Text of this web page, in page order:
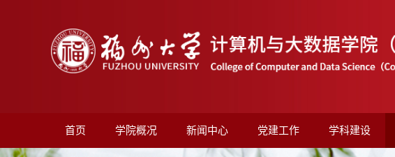
首页 学院概况 新闻中心 党建工作 学科建设